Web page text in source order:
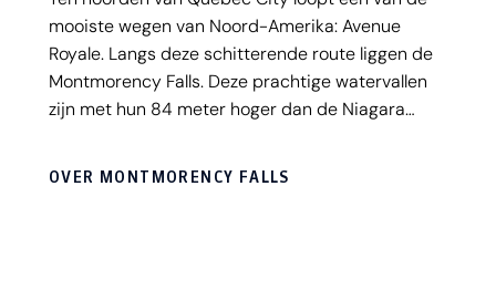
mooiste wegen van Noord-Amerika: Avenue
Royale. Langs deze schitterende route liggen de
Montmorency Falls. Deze prachtige watervallen
zijn met hun 84 meter hoger dan de Niagara
OVER MONTMORENCY FALLS